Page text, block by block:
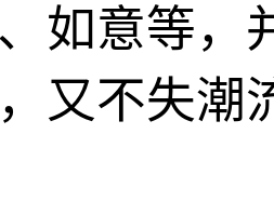
如意等，
又不失潮